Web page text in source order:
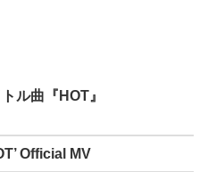
ル曲『HOT』
Official MV